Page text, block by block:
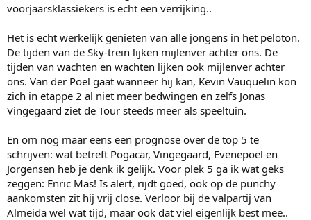
voorjaarsklassiekers is echt een verrijking..
Het is echt werkelijk genieten van alle jongens in het peloton.
De tijden van de Sky-trein lijken mijlenver achter ons. De
tijden van wachten en wachten lijken ook mijlenver achter
ons. Van der Poel gaat wanneer hij kan, Kevin Vauquelin kon
zich in etappe 2 al niet meer bedwingen en zelfs Jonas
Vingegaard ziet de Tour steeds meer als speeltuin.
En om nog maar eens een prognose over de top 5 te
schrijven: wat betreft Pogacar, Vingegaard, Evenepoel en
Jorgensen heb je denk ik gelijk. Voor plek 5 ga ik wat geks
zeggen: Enric Mas! Is alert, rijdt goed, ook op de punchy
aankomsten zit hij vrij close. Verloor bij de valpartij van
Almeida wel wat tijd, maar ook dat viel eigenlijk best mee..